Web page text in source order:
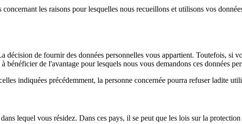
les raisons pour lesquelles nous recueillons et utilisons vos
de fournir des données personnelles vous appartient. Toutefois, si
de l'avantage pour lesquels nous vous demandons ces données
indiquées précédemment, la personne concernée pourra refuser ladite
lequel vous résidez. Dans ces pays, il se peut que les lois sur la